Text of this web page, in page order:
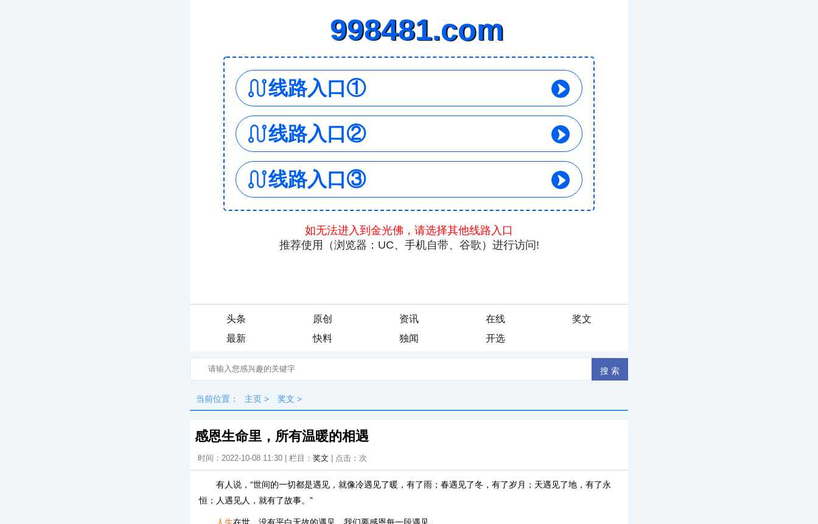
头条 原创 资讯 在线
奖文
最新
快料 独闻 开选
当前位置： 主页 > 奖文 >
感恩生命里，所有温暖的相遇
时间：2022-10-08 11:30 | 栏目： 奖文 | 点击： 次
有人说，“世间的一切都是遇见，就像冷遇见了暖，有了雨；春遇见了冬，有了岁月；天遇见了地，有了永
恒；人遇见人，就有了故事。”